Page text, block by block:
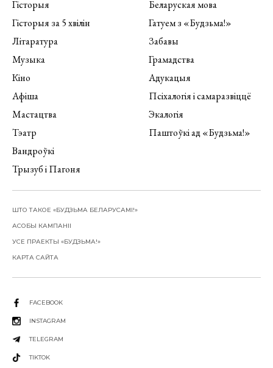
Гісторыя
Гісторыя за 5 хвілін
Літаратура
Музыка
Кіно
Афіша
Мастацтва
Тэатр
Вандроўкі
Трызуб і Пагоня
Беларуская мова
Гатуем з «Будзьма!»
Забавы
Грамадства
Адукацыя
Псіхалогія і самаразвіццё
Экалогія
Паштоўкі ад «Будзьма!»
ШТО ТАКОЕ «БУДЗЬМА БЕЛАРУСАМІ!»
АСОБЫ КАМПАНІІ
УСЕ ПРАЕКТЫ «БУДЗЬМА!»
КАРТА САЙТА
FACEBOOK
INSTAGRAM
TELEGRAM
TIKTOK